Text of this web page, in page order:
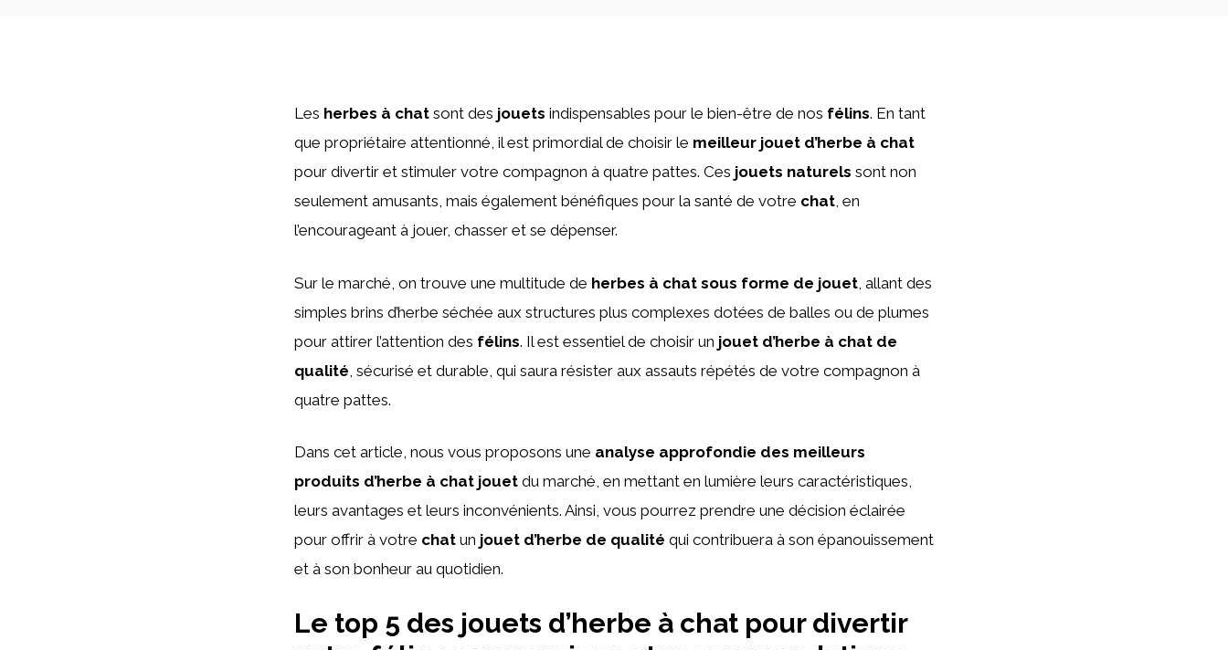
Les herbes à chat sont des jouets indispensables pour le bien-être de nos félins. En tant
que propriétaire attentionné, il est primordial de choisir le meilleur jouet d’herbe à chat
pour divertir et stimuler votre compagnon à quatre pattes. Ces jouets naturels sont non
seulement amusants, mais également bénéfiques pour la santé de votre chat, en
l’encourageant à jouer, chasser et se dépenser.
Sur le marché, on trouve une multitude de herbes à chat sous forme de jouet , allant des
simples brins d’herbe séchée aux structures plus complexes dotées de balles ou de plumes
pour attirer l’attention des félins. Il est essentiel de choisir un jouet d’herbe à chat de
qualité , sécurisé et durable, qui saura résister aux assauts répétés de votre compagnon à
quatre pattes.
Dans cet article, nous vous proposons une analyse approfondie des meilleurs
produits d’herbe à chat jouet du marché, en mettant en lumière leurs caractéristiques,
leurs avantages et leurs inconvénients. Ainsi, vous pourrez prendre une décision éclairée
pour offrir à votre chat un jouet d’herbe de qualité qui contribuera à son épanouissement
et à son bonheur au quotidien.
Le top 5 des jouets d’herbe à chat pour divertir